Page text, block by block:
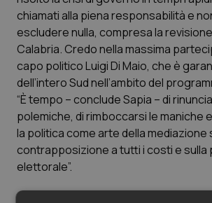
Puglia
Sardegna
Sicilia
Toscana
Umbria
Malattie rare
Malattia di Crohn &
Neuroscienze & patologie
Obesità
Oftalmologia
chiamati alla piena responsabilità e
escludere nulla, compresa la
Calabria. Credo nella massima
capo politico Luigi Di Maio, che è
dell’intero Sud nell’ambito del
“È tempo – conclude Sapia – di
polemiche, di rimboccarsi le maniche
la politica come arte della mediazione
contrapposizione a tutti i costi e sulla
elettorale”.